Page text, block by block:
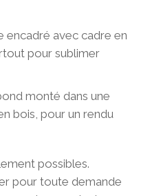
encadré avec cadre en
pour sublimer
monté dans une
bois, pour un rendu
possibles.
pour toute demande